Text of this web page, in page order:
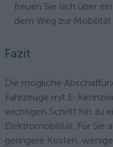
freuen Sie sich über
dem Weg zur
Fazit
Die mögliche
Fahrzeuge mit E-
wichtigen Schritt hin zu
Elektromobilität. Für Sie
geringere Kosten,